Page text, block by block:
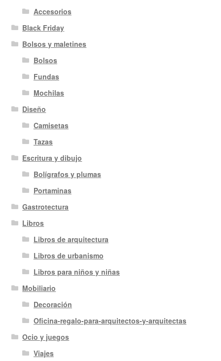
Accesorios
Black Friday
Bolsos y maletines
Bolsos
Fundas
Mochilas
Diseño
Camisetas
Tazas
Escritura y dibujo
Bolígrafos y plumas
Portaminas
Gastrotectura
Libros
Libros de arquitectura
Libros de urbanismo
Libros para niños y niñas
Mobiliario
Decoración
Oficina-regalo-para-arquitectos-y-arquitectas
Ocio y juegos
Viajes